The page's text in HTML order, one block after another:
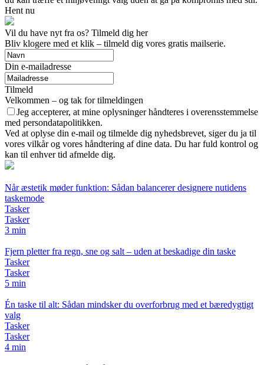
Hent nu
Vil du have nyt fra os? Tilmeld dig her
Bliv klogere med et klik – tilmeld dig vores gratis mailserie.
Din e-mailadresse
Tilmeld
Velkommen – og tak for tilmeldingen
Jeg accepterer, at mine oplysninger håndteres i overensstemmelse
med persondatapolitikken.
Ved at oplyse din e-mail og tilmelde dig nyhedsbrevet, siger du ja til
vores vilkår og vores håndtering af dine data. Du har fuld kontrol og
kan til enhver tid afmelde dig.
Når æstetik møder funktion: Sådan balancerer designere nutidens
taskemode
Tasker
Tasker
3 min
Fjern pletter fra regn, sne og salt – uden at beskadige din taske
Tasker
Tasker
5 min
Én taske til alt: Sådan mindsker du overforbrug med et bæredygtigt
valg
Tasker
Tasker
4 min